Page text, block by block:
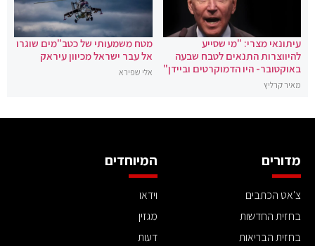
עיתונאי מצרי: "מי שסייע
להיווצרות התנאים לטבח שבעה
באוקטובר- היו הדמוקרטים וביידן"
מאיר קרליץ
מטח משמעותי של כטב"מים שוגרו
אל עבר ישראל מכיוון עיראק
אלי שפירא
מדורים
צ'אט הכתבים
בחזית החדשות
בחזית הבריאות
המיוחדים
וידאו
מגזין
דעות